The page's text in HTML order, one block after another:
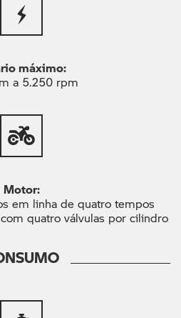
máximo:
a 5.250 rpm
Motor:
em linha de quatro tempos
quatro válvulas por cilindro